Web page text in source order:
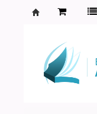
Agamenon
Magalhães